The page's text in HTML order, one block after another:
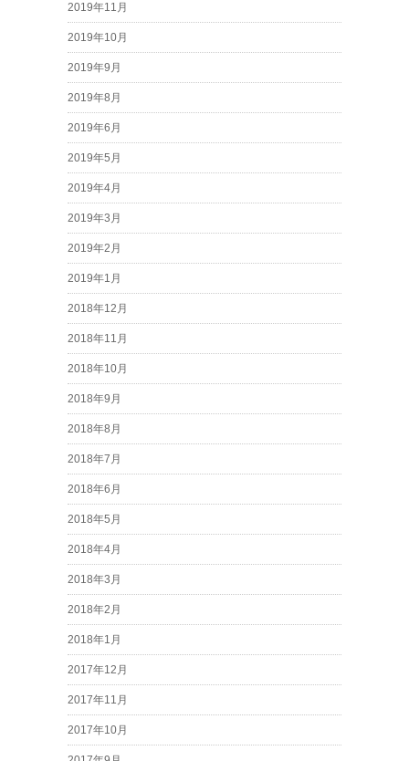
2019年11月
2019年10月
2019年9月
2019年8月
2019年6月
2019年5月
2019年4月
2019年3月
2019年2月
2019年1月
2018年12月
2018年11月
2018年10月
2018年9月
2018年8月
2018年7月
2018年6月
2018年5月
2018年4月
2018年3月
2018年2月
2018年1月
2017年12月
2017年11月
2017年10月